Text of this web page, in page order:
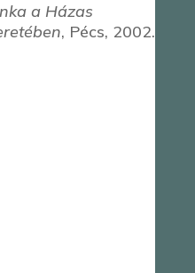
a Házas
, Pécs, 2002.